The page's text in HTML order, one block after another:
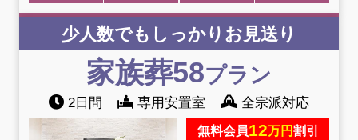
少人数でもしっかりお見送り
家族葬58プラン
2日間 専用安置室 全宗派対応
無料会員12万円割引